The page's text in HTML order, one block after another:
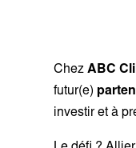
ChezABC
futur(e)
investir et à